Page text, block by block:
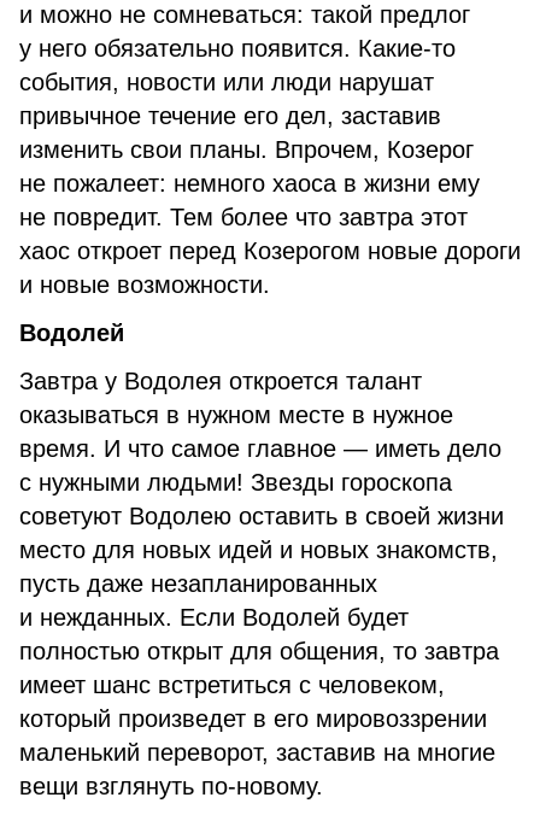
и можно не сомневаться: такой предлог
у него обязательно появится. Какие-то
события, новости или люди нарушат
привычное течение его дел, заставив
изменить свои планы. Впрочем, Козерог
не пожалеет: немного хаоса в жизни ему
не повредит. Тем более что завтра этот
хаос откроет перед Козерогом новые дороги
и новые возможности.
Водолей
Завтра у Водолея откроется талант
оказываться в нужном месте в нужное
время. И что самое главное — иметь дело
с нужными людьми! Звезды гороскопа
советуют Водолею оставить в своей жизни
место для новых идей и новых знакомств,
пусть даже незапланированных
и нежданных. Если Водолей будет
полностью открыт для общения, то завтра
имеет шанс встретиться с человеком,
который произведет в его мировоззрении
маленький переворот, заставив на многие
вещи взглянуть по-новому.